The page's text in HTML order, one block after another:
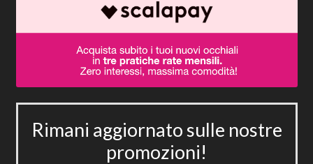
Rimani aggiornato sulle nostre
promozioni!